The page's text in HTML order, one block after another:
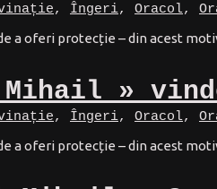
, Îngeri, Oracol,
a oferi protecție – din acest
»
, Îngeri, Oracol,
a oferi protecție – din acest